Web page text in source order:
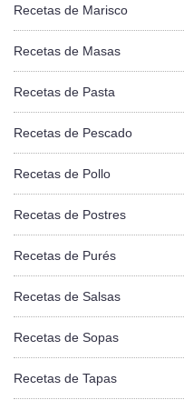
Recetas de Marisco
Recetas de Masas
Recetas de Pasta
Recetas de Pescado
Recetas de Pollo
Recetas de Postres
Recetas de Purés
Recetas de Salsas
Recetas de Sopas
Recetas de Tapas